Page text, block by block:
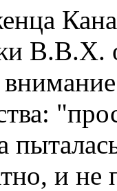
В.В.Х.
и